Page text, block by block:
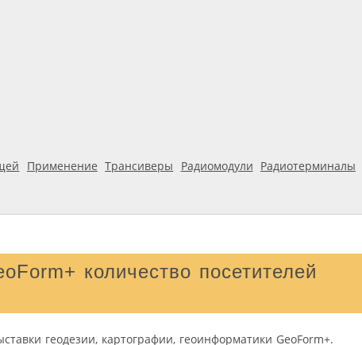
Применение Трансиверы Радиомодули Радиотерминалы
количество посетителей
геодезии, картографии, геоинформатики GeoForm+.